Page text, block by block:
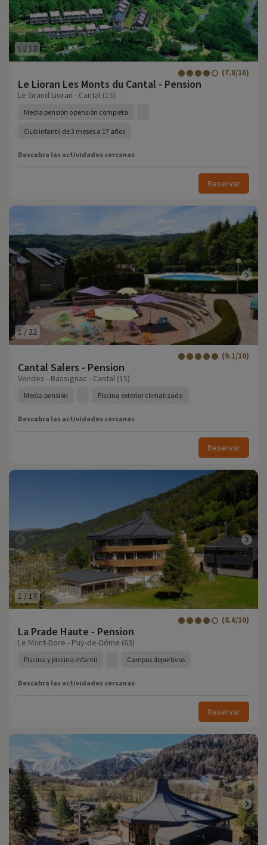
1 /12
Le Lioran Les Monts du Cantal - Pension
(7.8/10)
Le Grand Lioran - Cantal (15)
Media pensión o pensión completa
Club infantil de 3 meses a 17 años
Descubra las actividades cercanas
Reservar
1 / 22
Cantal Salers - Pension
(9.1/10)
Vendes - Bassignac - Cantal (15)
Media pensión Piscina exterior climatizada
Descubra las actividades cercanas
Reservar
1 /17
La Prade Haute - Pension
(8.6/10)
Le Mont-Dore - Puy-de-Dôme (63)
Piscina y piscina infantil Campos deportivos
Descubra las actividades cercanas
Reservar